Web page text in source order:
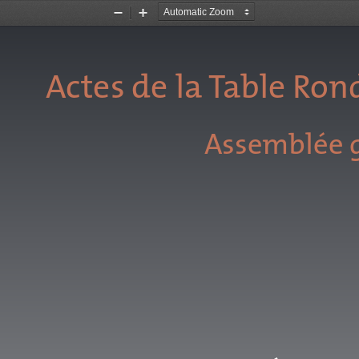
Zoom
Zoom
Actes de la Table
Assemblée